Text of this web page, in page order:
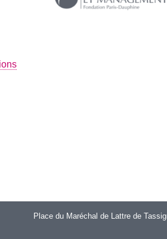
Place du Maréchal de Lattre de